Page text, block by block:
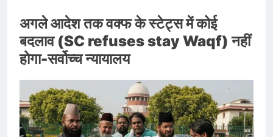
अगले आदेश तक वक्फ के स्टेट्स में कोई
बदलाव (SC refuses stay Waqf) नहीं
होगा-सर्वोच्च न्यायालय